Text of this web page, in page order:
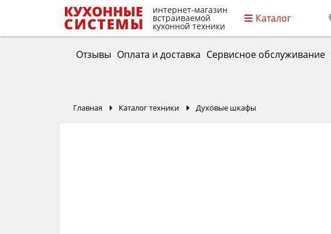
интернет-магазин
встраиваемой
кухонной техники
Каталог
Отзывы Оплата и доставка Сервисное обслуживание
Главная Каталог техники Духовые шкафы